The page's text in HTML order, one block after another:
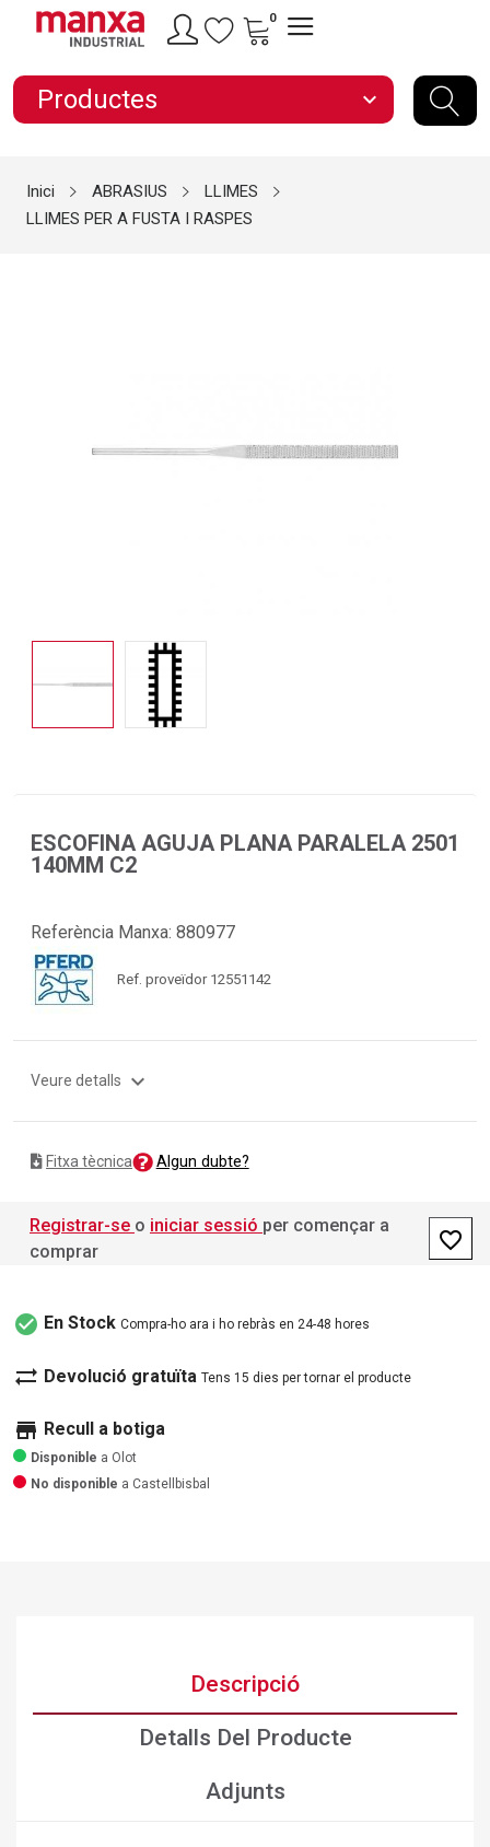
0
Productes expand_more
Inici ABRASIUS
LLIMES
LLIMES PER A FUSTA I RASPES
ESCOFINA AGUJA PLANA PARALELA 2501
140MM C2
Referència Manxa: 880977
Ref. proveïdor 12551142
Veure detalls expand_more
Fitxa tècnica Algun dubte?
Registrar-se o iniciar sessió per començar a
comprar
favorite_border
check_circle En Stock Compra-ho ara i ho rebràs en 24-48 hores
sync_alt Devolució gratuïta Tens 15 dies per tornar el producte
store Recull a botiga
Disponible a Olot
No disponible a Castellbisbal
Descripció
Detalls Del Producte
Adjunts